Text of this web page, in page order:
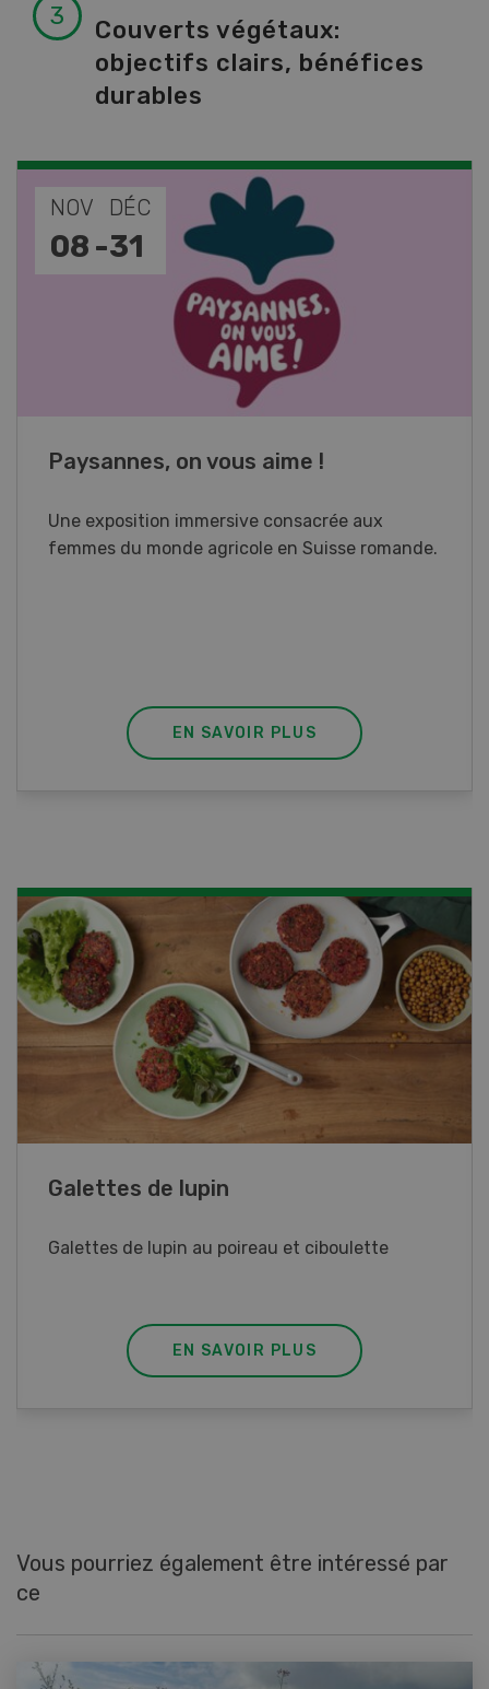
Couverts végétaux:
objectifs clairs, bénéfices
durables
NOV
17 -
JAN
26
Cours spécialisé Aquaculture
Vous élevez des poissons ou songez à le faire?
Ce cours vous équipe du savoir nécessaire. Si
EN SAVOIR PLUS
Rouleaux de printemps
Rouleaux de printemps aux poulet
EN SAVOIR PLUS
Vous pourriez également être intéressé par
ce